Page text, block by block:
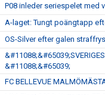
P08 inleder seriespelet med
A-laget: Tungt poängtapp
OS-Silver efter galen
&#11088;&#65039;
FC BELLEVUE